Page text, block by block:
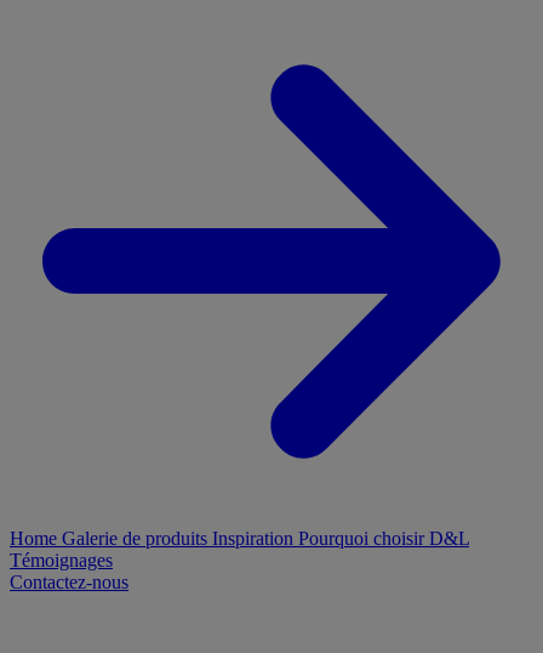
Home Galerie de produits Inspiration Pourquoi choisir D&L
Témoignages
Contactez-nous